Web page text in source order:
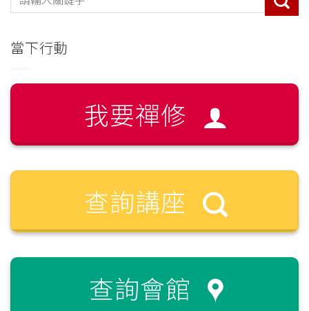
當下行動
我要禪修
查詢講座
查詢會館